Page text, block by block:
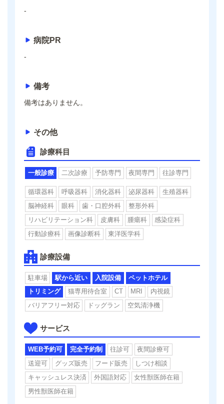
-
病院PR
-
備考
備考はありません。
その他
診療科目
一般診療 二次診療 予防専門 夜間専門 往診専門
循環器科 呼吸器科 消化器科 泌尿器科
生殖器科
脳神経科
眼科 歯・口腔外科
整形外科
リハビリテーション科
皮膚科 腫瘍科
感染症科
行動診療科
画像診断科 東洋医学科
診療設備
駐車場 駅から近い 入院設備
ペットホテル
トリミング
猫専用待合室 CT MRI
内視鏡
バリアフリー対応
ドッグラン 空気清浄機
サービス
WEB予約可 完全予約制 往診可
夜間診療可
送迎可
グッズ販売 フード販売
しつけ相談
キャッシュレス決済
外国語対応
女性獣医師在籍
男性獣医師在籍